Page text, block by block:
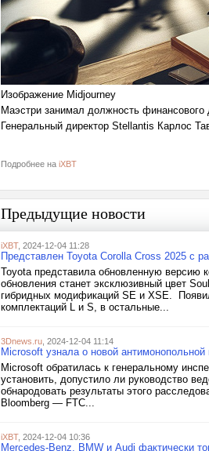
Изображение Midjourney
Маэстри занимал должность финансового
Генеральный директор Stellantis Карлос
Подробнее на iXBT
Предыдущие новости
iXBT, 2024-12-04 11:28
Представлен Toyota Corolla Cross 2025 с
Toyota представила обновленную версию
обновления станет эксклюзивный цвет
гибридных модификаций SE и XSE.
комплектаций L и S, в остальные...
3Dnews.ru , 2024-12-04 11:14
Microsoft узнала о новой
Microsoft обратилась к генеральному
установить, допустило ли руководство
обнародовать результаты этого
Bloomberg — FTC...
iXBT, 2024-12-04 10:36
Mercedes-Benz, BMW и Audi фактически